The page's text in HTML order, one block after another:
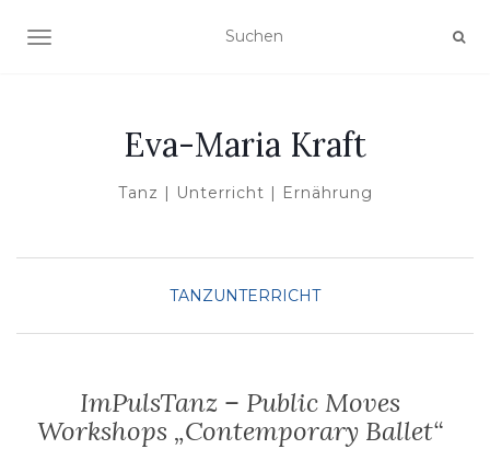
NAVIGATION UMSCHALTEN
Eva-Maria Kraft
Tanz | Unterricht | Ernährung
TANZUNTERRICHT
ImPulsTanz – Public Moves
Workshops „Contemporary Ballet“